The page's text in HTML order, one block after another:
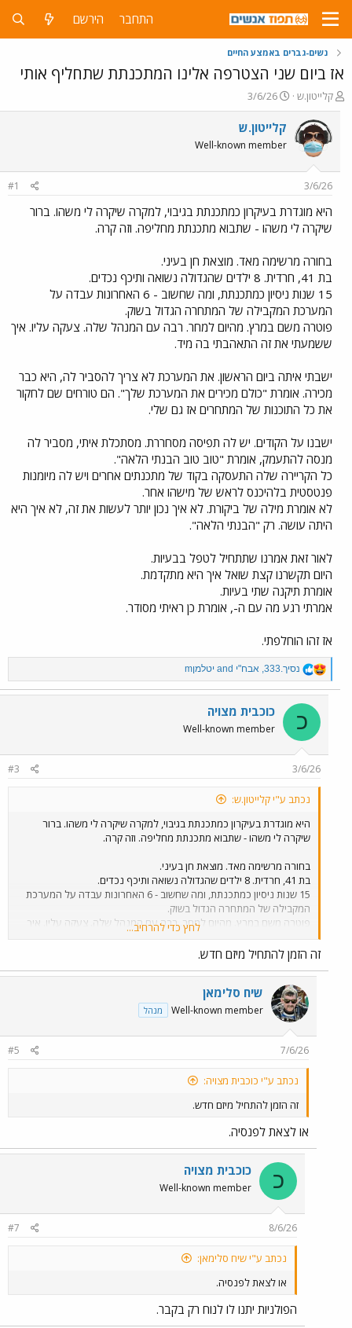
התחבר הירשם
נשים-גברים באמצע החיים
אז ביום שני הצטרפה אלינו המתכנתת שתחליף אותי
פ
ו
ת
ח
ו
ש
א
קלייטון.ש
פ
ו
ר
ס
ם
ר
י
ך
3/6/26
קלייטון.ש
Well-known member
3/6/26
#1
היא מוגדרת בעיקרון כמתכנתת בגיבוי, למקרה שיקרה לי משהו. ברור
שיקרה לי משהו - שתבוא מתכנתת מחליפה. וזה קרה.
בחורה מרשימה מאד. מוצאת חן בעיני.
בת 41, חרדית. 8 ילדים שהגדולה נשואה ותיכף נכדים.
15 שנות ניסיון כמתכנתת, ומה שחשוב - 6 האחרונות עבדה על
המערכת המקבילה של המתחרה הגדול בשוק.
פוטרה משם במרץ. מהיום למחר. רבה עם המנהל שלה. צעקה עליו. איך
ששמעתי את זה התאהבתי בה מיד.
ישבתי איתה ביום הראשון. את המערכת לא צריך להסביר לה, היא כבר
מכירה. אומרת "כולם מכירים את המערכת שלך". הם טורחים שם לחקור
את כל התוכנות של המתחרים אז גם שלי.
ישבנו על הקודים. יש לה תפיסה מסחררת. מסתכלת איתי, מסביר לה
מנסה להתעמק, אומרת "טוב טוב הבנתי הלאה".
כל הקריירה שלה התעסקה בקוד של מתכנתים אחרים ויש לה מיומנות
פנטסטית בלהיכנס לראש של מישהו אחר.
לא אומרת מילה של ביקורת. לא איך נכון יותר לעשות את זה, לא איך היא
היתה עושה. רק "הבנתי הלאה".
לאור זאת אמרנו שתתחיל לטפל בבעיות.
היום תקשרנו קצת שואל איך היא מתקדמת.
אומרת תיקנה שתי בעיות.
אמרתי רגע מה עם ה-, אומרת כן ראיתי מסודר.
אז זהו הוחלפתי.
R
e
a
c
t
i
o
s
נסיך.333 אבח"י mיטלמן
כ כוכבית מצויה
Well-known member
3/6/26
#3
נכתב ע"י קלייטון.ש:
היא מוגדרת בעיקרון כמתכנתת בגיבוי, למקרה שיקרה לי משהו. ברור
שיקרה לי משהו - שתבוא מתכנתת מחליפה. וזה קרה.
בחורה מרשימה מאד. מוצאת חן בעיני.
בת 41, חרדית. 8 ילדים שהגדולה נשואה ותיכף נכדים.
15 שנות ניסיון כמתכנתת, ומה שחשוב - 6 האחרונות עבדה על המערכת
המקבילה של המתחרה הגדול בשוק.
פוטרה משם במרץ. מהיום למחר. רבה עם המנהל שלה. צעקה עליו. איך
ששמעתי את זה התאהבתי בה מיד.
ישבתי איתה ביום הראשון. את המערכת לא צריך להסביר לה, היא כבר
מכירה. אומרת "כולם מכירים את המערכת שלך". הם טורחים שם לחקור
את כל התוכנות של המתחרים אז גם שלי.
ישבנו על הקודים. יש לה תפיסה מסחררת. מסתכלת איתי, מסביר לה
מנסה להתעמק, אומרת "טוב טוב הבנתי הלאה".
כל הקריירה שלה התעסקה בקוד של מתכנתים אחרים ויש לה מיומנות
לא אומרת מילה של ביקורת. לא איך נכון יותר לעשות את זה, לא איך היא
לאור זאת אמרנו שתתחיל לטפל בבעיות.
היום תקשרנו קצת שואל איך היא מתקדמת.
אומרת תיקנה שתי בעיות.
אמרתי רגע מה עם ה-, אומרת כן ראיתי מסודר.
אז זהו הוחלפתי.
לחץ כדי להרחיב...
זה הזמן להתחיל מיזם חדש.
שיח סלימאן
Well-known member מנהל
7/6/26
#5
נכתב ע"י כוכבית מצויה:
זה הזמן להתחיל מיזם חדש.
או לצאת לפנסיה.
כ כוכבית מצויה
Well-known member
8/6/26
#7
נכתב ע"י שיח סלימאן:
או לצאת לפנסיה.
הפולניות יתנו לו לנוח רק בקבר.